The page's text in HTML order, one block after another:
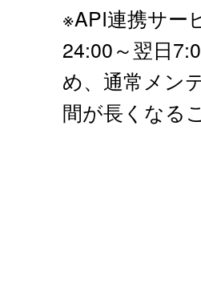
※API連携サー
24:00～翌日
め、通常メン
間が長くなる